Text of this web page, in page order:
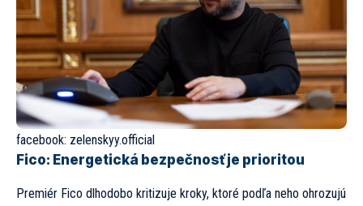
facebook: zelenskyy.official
Fico: Energetická bezpečnosť je prioritou
Premiér Fico dlhodobo kritizuje kroky, ktoré podľa neho ohrozujú